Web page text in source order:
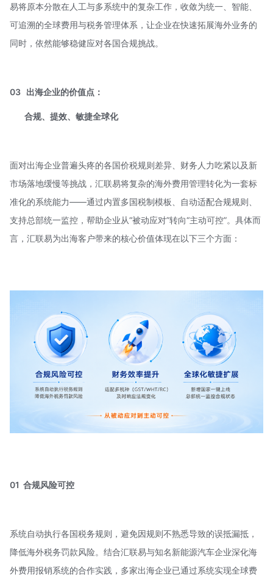
易将原本分散在人工与多系统中的复杂工作，收敛为统一、智能、
可追溯的全球费用与税务管理体系，让企业在快速拓展海外业务的
同时，依然能够稳健应对各国合规挑战。
03 出海企业的价值点：
合规、提效、敏捷全球化
面对出海企业普遍头疼的各国价税规则差异、财务人力吃紧以及新
市场落地缓慢等挑战，汇联易将复杂的海外费用管理转化为一套标
准化的系统能力——通过内置多国税制模板、自动适配合规规则、
支持总部统一监控，帮助企业从“被动应对”转向“主动可控”。具体而
言，汇联易为出海客户带来的核心价值体现在以下三个方面：
01 合规风险可控
系统自动执行各国税务规则，避免因规则不熟悉导致的误抵漏抵，
降低海外税务罚款风险。结合汇联易与知名新能源汽车企业深化海
外费用报销系统的合作实践，多家出海企业已通过系统实现全球费